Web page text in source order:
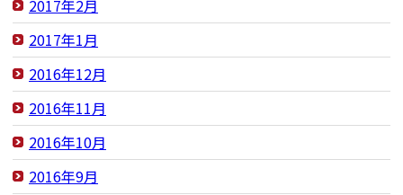
2017年2月
2017年1月
2016年12月
2016年11月
2016年10月
2016年9月